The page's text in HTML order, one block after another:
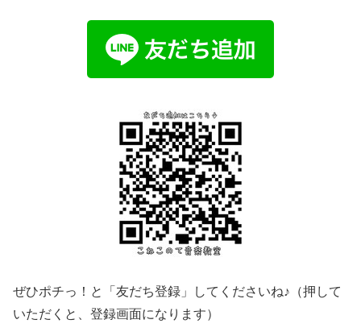
ぜひポチっ！と「友だち登録」してくださいね♪（押して
いただくと、登録画面になります）